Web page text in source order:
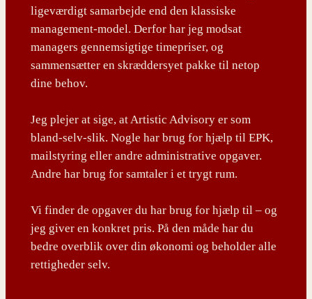
ligeværdigt samarbejde end den klassiske
management-model. Derfor har jeg modsat
managers gennemsigtige timepriser, og
sammensætter en skræddersyet pakke til netop
dine behov.
Jeg plejer at sige, at Artistic Advisory er som
bland-selv-slik. Nogle har brug for hjælp til EPK,
mailstyring eller andre administrative opgaver.
Andre har brug for samtaler i et trygt rum.
Vi finder de opgaver du har brug for hjælp til – og
jeg giver en konkret pris. På den måde har du
bedre overblik over din økonomi og beholder alle
rettigheder selv.